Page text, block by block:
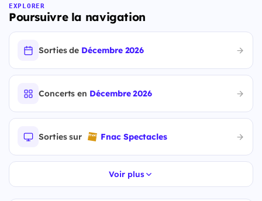
EXPLORER
Poursuivre la navigation
Sorties de Décembre 2026
Concerts en Décembre 2026
Sorties sur Fnac Spectacles
Voir plus